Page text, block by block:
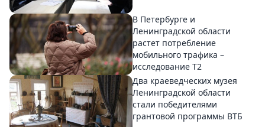
В Петербурге и
Ленинградской области
растет потребление
мобильного трафика –
исследование T2
Два краеведческих музея
Ленинградской области
стали победителями
грантовой программы ВТБ